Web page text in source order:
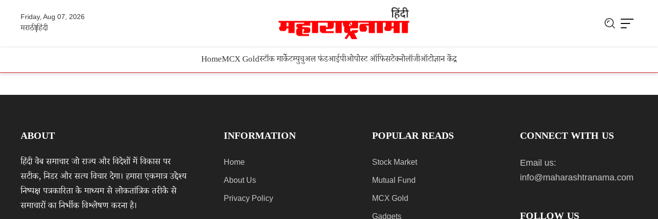
Friday, Aug 07, 2026
मराठीहिंदी
HomeMCX Goldस्टॉक मार्केटम्युचुअल फंडआईपीओपोस्ट ऑफिसटेक्नोलॉजीऑटोज्ञान केंद्र
ABOUT
हिंदी वेब समाचार जो राज्य और विदेशों में विकास पर
सटीक, निडर और सत्य विचार देगा। हमारा एकमात्र उद्देश्य
निष्पक्ष पत्रकारिता के माध्यम से लोकतांत्रिक तरीके से
समाचारों का निर्भीक विश्लेषण करना है।
INFORMATION
Home
About Us
Privacy Policy
POPULAR READS
Stock Market
Mutual Fund
MCX Gold
Gadgets
CONNECT WITH US
Email us:
info@maharashtranama.com